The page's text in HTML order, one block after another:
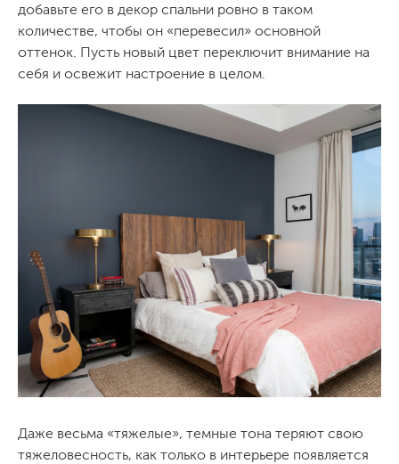
добавьте его в декор спальни ровно в таком
количестве, чтобы он «перевесил» основной
оттенок. Пусть новый цвет переключит внимание на
себя и освежит настроение в целом.
Даже весьма «тяжелые», темные тона теряют свою
тяжеловесность, как только в интерьере появляется